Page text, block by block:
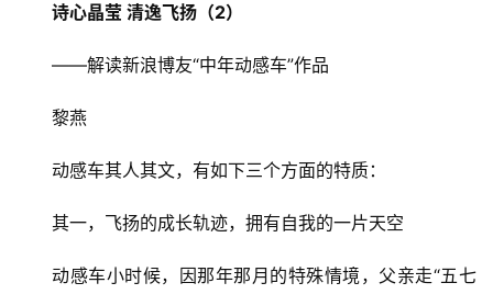
诗心晶莹 清逸飞扬（2）
——解读新浪博友“中年动感车”作品
黎燕
动感车其人其文，有如下三个方面的特质：
其一，飞扬的成长轨迹，拥有自我的一片天空
动感车小时候，因那年那月的特殊情境，父亲走“五七